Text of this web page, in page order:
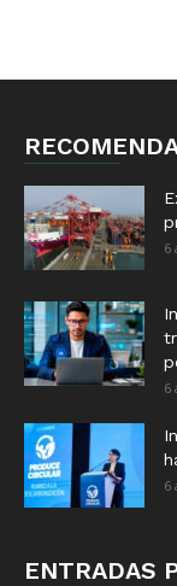
6
6
6
ENTRADAS